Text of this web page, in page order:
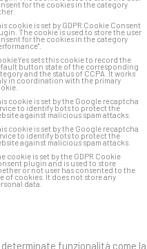
for the cookies in the category
cookie is set by GDPR Cookie Consent
The cookie is used to store the user
for the cookies in the category
sets this cookie to record the
button state of the corresponding
and the status of CCPA. It works
in coordination with the primary
cookie is set by the Google recaptcha
to identify bots to protect the
against malicious spam attacks.
cookie is set by the Google recaptcha
to identify bots to protect the
against malicious spam attacks.
cookie is set by the GDPR Cookie
plugin and is used to store
or not user has consented to the
of cookies. It does not store any
data.
funzionalità come la